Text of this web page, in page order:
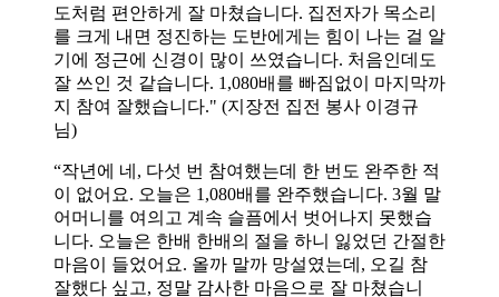
도처럼 편안하게 잘 마쳤습니다. 집전자가 목소리
를 크게 내면 정진하는 도반에게는 힘이 나는 걸 알
기에 정근에 신경이 많이 쓰였습니다. 처음인데도
잘 쓰인 것 같습니다. 1,080배를 빠짐없이 마지막까
지 참여 잘했습니다." (지장전 집전 봉사 이경규
님)
“작년에 네, 다섯 번 참여했는데 한 번도 완주한 적
이 없어요. 오늘은 1,080배를 완주했습니다. 3월 말
어머니를 여의고 계속 슬픔에서 벗어나지 못했습
니다. 오늘은 한배 한배의 절을 하니 잃었던 간절한
마음이 들었어요. 올까 말까 망설였는데, 오길 참
잘했다 싶고, 정말 감사한 마음으로 잘 마쳤습니